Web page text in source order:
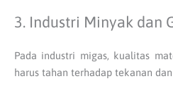
3. Industri Minyak dan
Pada industri migas, kualitas
harus tahan terhadap tekanan